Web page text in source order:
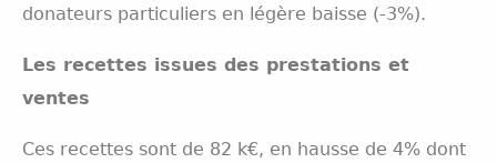
donateurs particuliers en légère baisse (-3%).
Les recettes issues des prestations et
ventes
Ces recettes sont de 82 k€, en hausse de 4% dont